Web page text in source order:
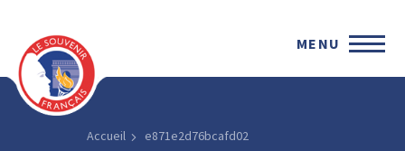
MENU
Accueil e871e2d76bcafd02